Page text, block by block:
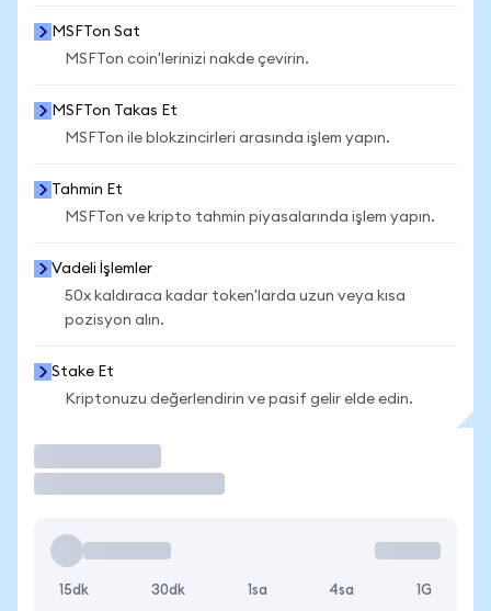
MSFTon Sat
MSFTon coin'lerinizi nakde çevirin.
MSFTon Takas Et
MSFTon ile blokzincirleri arasında işlem yapın.
Tahmin Et
MSFTon ve kripto tahmin piyasalarında işlem yapın.
Vadeli İşlemler
50x kaldıraca kadar token'larda uzun veya kısa
pozisyon alın.
Stake Et
Kriptonuzu değerlendirin ve pasif gelir elde edin.
15dk 30dk 1sa 4sa 1G